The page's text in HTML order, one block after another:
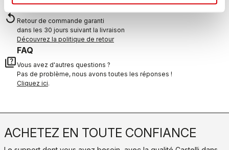
replay
RETOURS ET REMBOURSEMENTS
Retour de commande garanti
dans les 30 jours suivant la livraison
Découvrez la politique de retour
quiz
FAQ
Vous avez d'autres questions ?
Pas de problème, nous avons toutes les réponses !
Cliquez ici.
ACHETEZ EN TOUTE CONFIANCE